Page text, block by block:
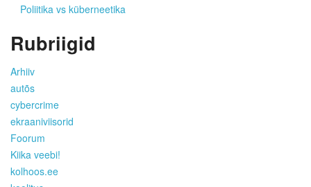
Poliitika vs küberneetika
Rubriigid
Arhiiv
autõs
cybercrime
ekraaniviisorid
Foorum
Kiika veebi!
kolhoos.ee